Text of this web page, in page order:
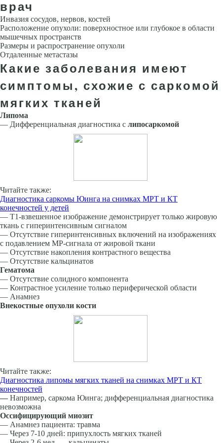
врач
Инвазия сосудов, нервов, костей
Расположение опухоли: поверхностное или глубокое в области
мышечных пространств
Размеры и распространение опухоли
Отдаленные метастазы
Какие заболевания имеют
симптомы, схожие с саркомой
мягких тканей
Липома
— Дифференциальная диагностика с липосаркомой
Читайте также:
Диагностика саркомы Юинга на снимках МРТ и КТ
конечностей у детей
— Т1-взвешенное изображение демонстрирует только жировую
ткань с гиперинтенсивным сигналом
— Отсутствие гиперинтенсивных включений на изображениях
с подавлением МР-сигнала от жировой ткани
— Отсутствие накопления контрастного вещества
— Отсутствие кальцинатов
Гематома
— Отсутствие солидного компонента
— Контрастное усиление только периферической области
— Анамнез
Внекостные опухоли кости
Читайте также:
Диагностика липомы мягких тканей на снимках МРТ и КТ
конечностей
— Например, саркома Юинга; дифференциальная диагностика
невозможна
Оссифицирующий миозит
— Анамнез пациента: травма
— Через 7-10 дней: припухлость мягких тканей